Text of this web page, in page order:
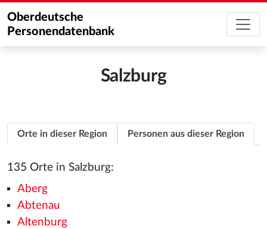
Oberdeutsche
Personendatenbank
Salzburg
Orte in dieser Region Personen aus dieser Region
135 Orte in Salzburg:
Aberg
Abtenau
Altenburg